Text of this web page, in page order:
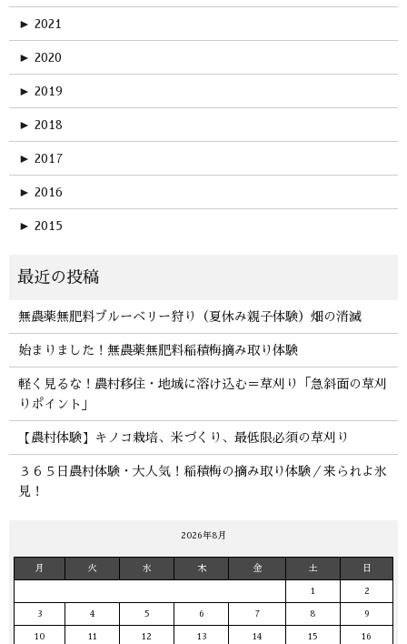
► 2021
► 2020
► 2019
► 2018
► 2017
► 2016
► 2015
無農薬無肥料ブルーベリー狩り（夏休み親子体験）畑の消滅
始まりました！無農薬無肥料稲積梅摘み取り体験
軽く見るな！農村移住・地域に溶け込む＝草刈り「急斜面の草刈
りポイント」
【農村体験】キノコ栽培、米づくり、最低限必須の草刈り
３６５日農村体験・大人気！稲積梅の摘み取り体験／来られよ氷
見！
2026年8月
月 火 水 木 金 土 日
1 2
3 4 5 6 7 8 9
10 11 12 13 14 15 16